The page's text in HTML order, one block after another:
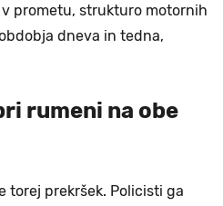
prometu, strukturo motornih
dneva in tedna,
rumeni na obe
torej prekršek. Policisti ga